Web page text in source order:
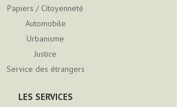
Papiers / Citoyenneté
Automobile
Urbanisme
Justice
Service des étrangers
LES SERVICES